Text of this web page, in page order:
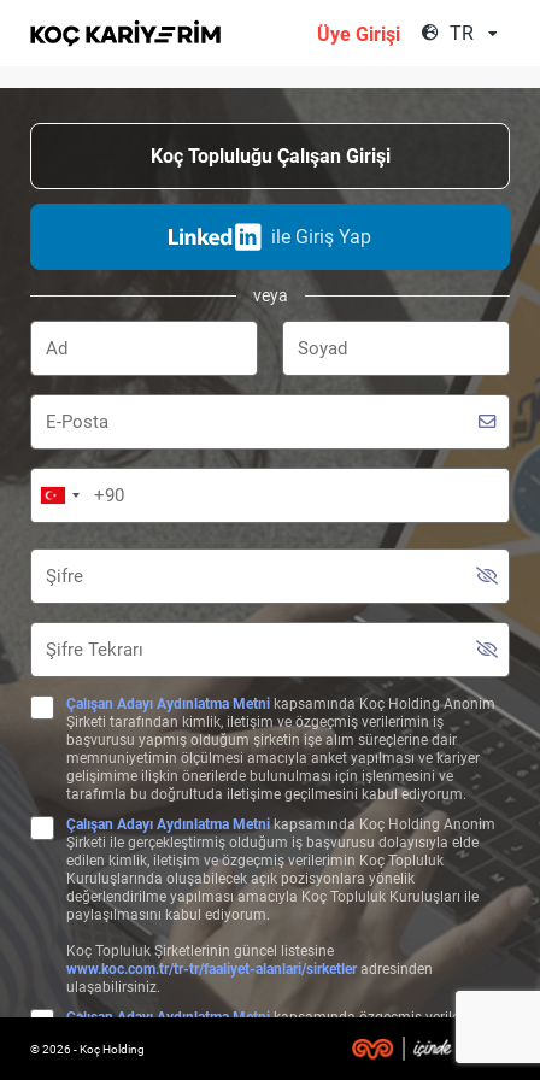
Üye Girişi TR
Koç Topluluğu Çalışan Girişi
ile Giriş Yap
veya
Çalışan Adayı Aydınlatma Metni kapsamında Koç Holding Anonim
Şirketi tarafından kimlik, iletişim ve özgeçmiş verilerimin iş
başvurusu yapmış olduğum şirketin işe alım süreçlerine dair
memnuniyetimin ölçülmesi amacıyla anket yapılması ve kariyer
gelişimime ilişkin önerilerde bulunulması için işlenmesini ve
tarafımla bu doğrultuda iletişime geçilmesini kabul ediyorum.
Çalışan Adayı Aydınlatma Metnikapsamında Koç Holding Anonim
Şirketi ile gerçekleştirmiş olduğum iş başvurusu dolayısıyla elde
edilen kimlik, iletişim ve özgeçmiş verilerimin Koç Topluluk
Kuruluşlarında oluşabilecek açık pozisyonlara yönelik
değerlendirilme yapılması amacıyla Koç Topluluk Kuruluşları ile
paylaşılmasını kabul ediyorum.
Koç Topluluk Şirketlerinin güncel listesine
www.koc.com.tr/tr-tr/faaliyet-alanlari/sirketleradresinden
ulaşabilirsiniz.
Çalışan Adayı Aydınlatma Metnikapsamında özgeçmiş verilerimin,
başvuru bilgilerime uygun olan pozisyonlarda değerlendirilebilmem
ve bu çerçeve özgeçmişime uygun şekilde test, görüşme, form ve
© 2026 - Koç Holding